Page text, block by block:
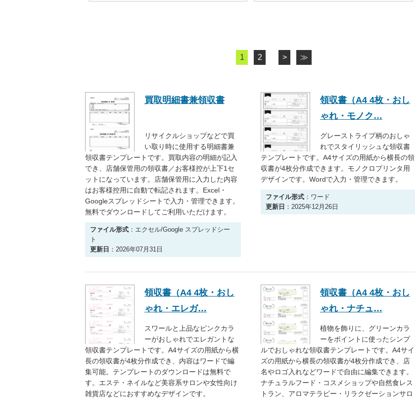
1 2 > ≫
買取明細書兼領収書
リサイクルショップなどで買
い取り時に使用する明細書兼
領収書テンプレートです。買取内容の明細が記入
でき、店舗保管用の領収書／お客様控が上下1セ
ットになっています。店舗保管用に入力した内容
はお客様控用に自動で転記されます。Excel・
Googleスプレッドシートで入力・管理できます。
無料でダウンロードしてご利用いただけます。
ファイル形式 ：エクセル/Google スプレッドシー
ト
更新日 ：2026年07月31日
領収書（A4 4枚・おし
ゃれ・モノク…
グレーストライプ柄のおしゃ
れでスタイリッシュな領収書
テンプレートです。A4サイズの用紙から横長の領
収書が4枚分作成できます。モノクロプリンタ用
デザインです。Wordで入力・管理できます。
ファイル形式 ：ワード
更新日 ：2025年12月26日
領収書（A4 4枚・おし
ゃれ・エレガ…
スワールと上品なピンクカラ
ーがおしゃれでエレガントな
領収書テンプレートです。A4サイズの用紙から横
長の領収書が4枚分作成でき、内容はワードで編
集可能。テンプレートのダウンロードは無料で
す。エステ・ネイルなど美容系サロンや女性向け
雑貨店などにおすすめなデザインです。
領収書（A4 4枚・おし
ゃれ・ナチュ…
植物を飾りに、グリーンカラ
ーをポイントに使ったシンプ
ルでおしゃれな領収書テンプレートです。A4サイ
ズの用紙から横長の領収書が4枚分作成でき、店
名やロゴ入れなどワードで自由に編集できます。
ナチュラルフード・コスメショップや自然食レス
トラン、アロマテラピー・リラクゼーションサロ